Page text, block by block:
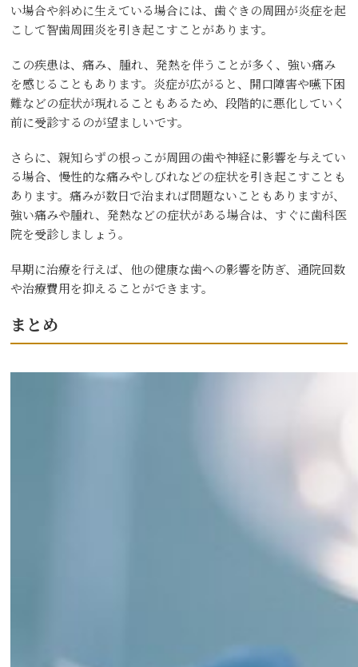
い場合や斜めに生えている場合には、歯ぐきの周囲が炎症を起
こして智歯周囲炎を引き起こすことがあります。
この疾患は、痛み、腫れ、発熱を伴うことが多く、強い痛み
を感じることもあります。炎症が広がると、開口障害や嚥下困
難などの症状が現れることもあるため、段階的に悪化していく
前に受診するのが望ましいです。
さらに、親知らずの根っこが周囲の歯や神経に影響を与えてい
る場合、慢性的な痛みやしびれなどの症状を引き起こすことも
あります。痛みが数日で治まれば問題ないこともありますが、
強い痛みや腫れ、発熱などの症状がある場合は、すぐに歯科医
院を受診しましょう。
早期に治療を行えば、他の健康な歯への影響を防ぎ、通院回数
や治療費用を抑えることができます。
まとめ